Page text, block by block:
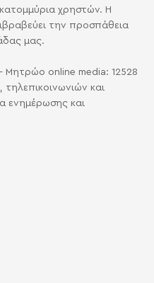
χρηστών. Η
την προσπάθεια
μας.
online media: 12528
και
ενημέρωσης και